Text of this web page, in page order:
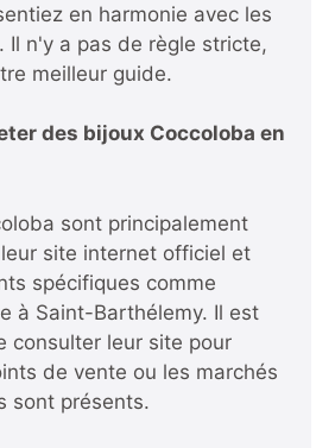
en harmonie avec les
Il n'y a pas de règle stricte,
meilleur guide.
des bijoux Coccoloba en
sont principalement
site internet officiel et
spécifiques comme
à Saint-Barthélemy. Il est
consulter leur site pour
de vente ou les marchés
sont présents.